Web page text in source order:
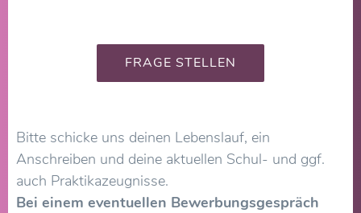
FRAGE STELLEN
Bitte schicke uns deinen Lebenslauf, ein
Anschreiben und deine aktuellen Schul- und ggf.
auch Praktikazeugnisse.
Bei einem eventuellen Bewerbungsgespräch